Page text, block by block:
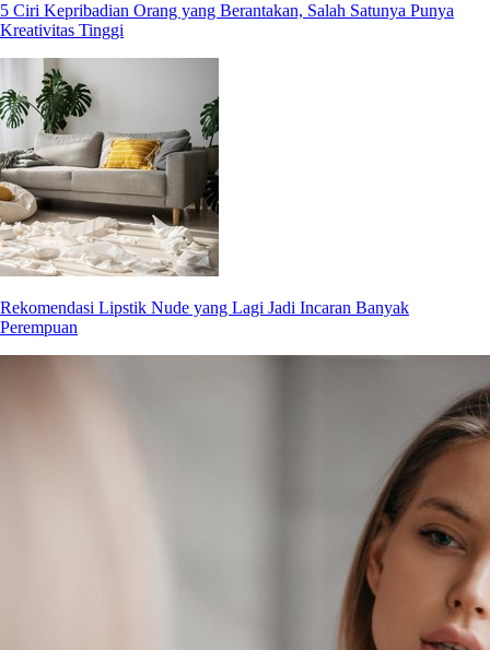
5 Ciri Kepribadian Orang yang Berantakan, Salah Satunya Punya
Kreativitas Tinggi
Rekomendasi Lipstik Nude yang Lagi Jadi Incaran Banyak
Perempuan